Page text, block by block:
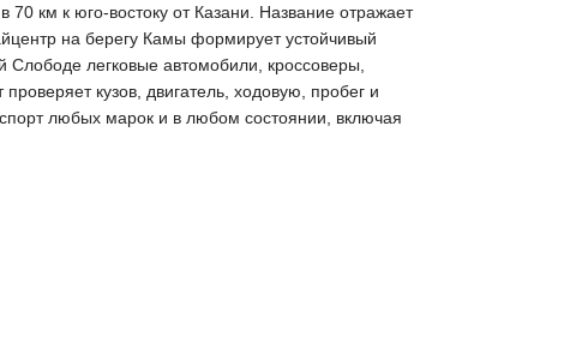
км к юго-востоку от Казани. Название отражает
на берегу Камы формирует устойчивый
легковые автомобили, кроссоверы,
кузов, двигатель, ходовую, пробег и
любых марок и в любом состоянии, включая